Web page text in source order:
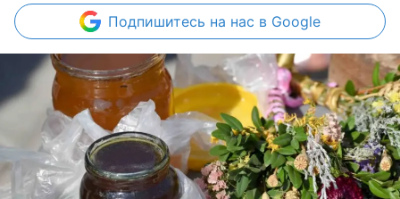
Подпишитесь на нас в Google